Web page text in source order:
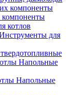
компоненты
котлов
для
Напольные
Напольные